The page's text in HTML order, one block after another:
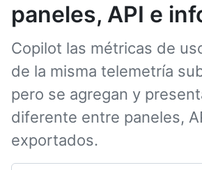
paneles, API e
Copilot las métricas de
de la misma telemetría
pero se agregan y
diferente entre paneles,
exportados.